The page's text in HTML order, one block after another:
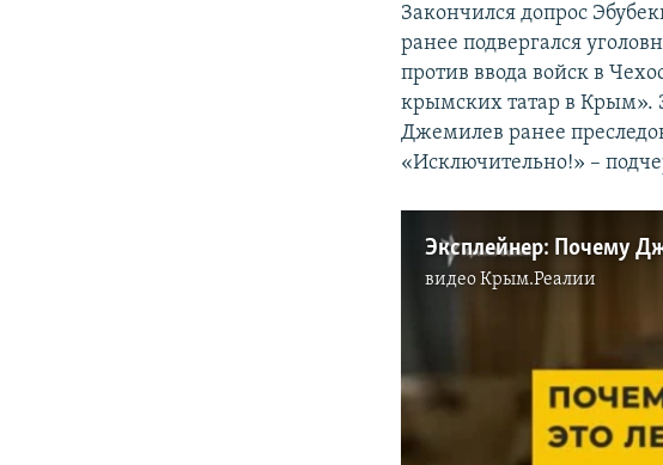
Закончился допрос
ранее подвергался
против ввода войск в
крымских татар в Крым».
Джемилев ранее
«Исключительно!» –
Эксплейнер: Почему
видеоКрым.Реалии